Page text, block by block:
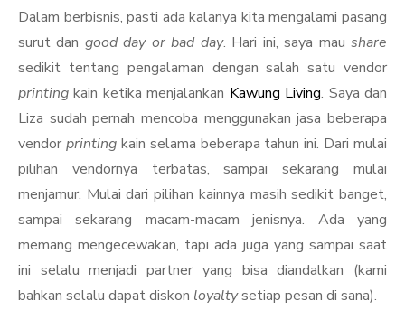
Talking
About
Kawung
Living
Dalam berbisnis, pasti ada kalanya kita mengalami pasang
surut dan good day or bad day. Hari ini, saya maushare
sedikit tentang pengalaman dengan salah satu vendor
printing kain ketika menjalankan Kawung Living. Saya dan
Liza sudah pernah mencoba menggunakan jasa beberapa
vendor printingkain selama beberapa tahun ini. Dari mulai
pilihan vendornya terbatas, sampai sekarang mulai
menjamur. Mulai dari pilihan kainnya masih sedikit banget,
sampai sekarang macam-macam jenisnya. Ada yang
memang mengecewakan, tapi ada juga yang sampai saat
ini selalu menjadi partner yang bisa diandalkan (kami
bahkan selalu dapat diskon loyaltysetiap pesan di sana).